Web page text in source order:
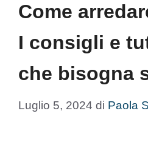
Come
I consigli e
che bisogna
Luglio 5, 2024 di Paola